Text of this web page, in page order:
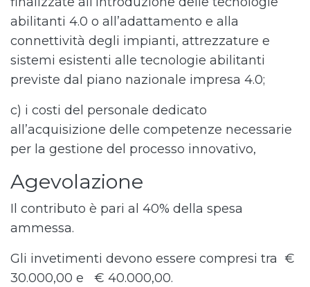
abilitanti 4.0 o all’adattamento e alla
connettività degli impianti, attrezzature e
sistemi esistenti alle tecnologie abilitanti
previste dal piano nazionale impresa 4.0;
c) i costi del personale dedicato
all’acquisizione delle competenze necessarie
per la gestione del processo innovativo,
Agevolazione
Il contributo è pari al 40% della spesa
ammessa.
Gli invetimenti devono essere compresi tra €
30.000,00 e € 40.000,00.